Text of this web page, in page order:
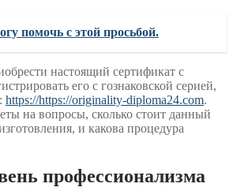
помочь с этой просьбой.
настоящий сертификат с
его с гознаковской серией,
https://https://originality-diploma24.com.
на вопросы, сколько стоит данный
и какова процедура
профессионализма